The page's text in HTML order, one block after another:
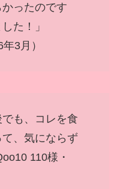
ったのです
た！」
3月）
でも、コレを食
、気にならず
110様・